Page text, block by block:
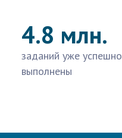
4.8 млн.
заданий уже успешно
выполнены